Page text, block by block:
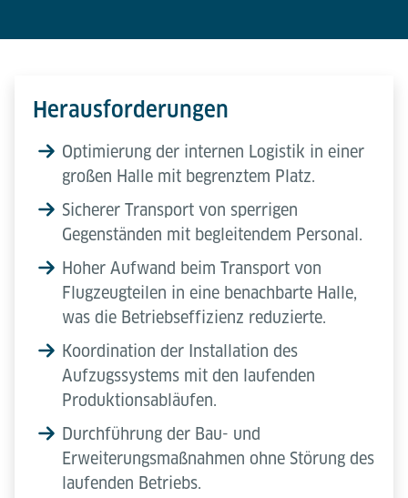
Herausforderungen
Optimierung der internen Logistik in einer
großen Halle mit begrenztem Platz.
Sicherer Transport von sperrigen
Gegenständen mit begleitendem Personal.
Hoher Aufwand beim Transport von
Flugzeugteilen in eine benachbarte Halle,
was die Betriebseffizienz reduzierte.
Koordination der Installation des
Aufzugssystems mit den laufenden
Produktionsabläufen.
Durchführung der Bau- und
Erweiterungsmaßnahmen ohne Störung des
laufenden Betriebs.